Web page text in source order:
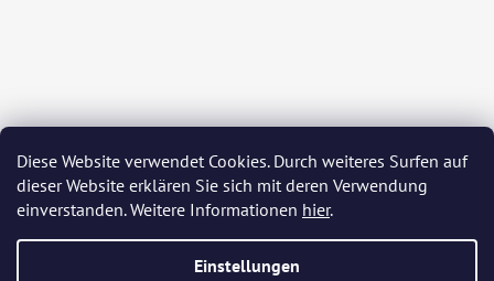
Diese Website verwendet Cookies. Durch weiteres Surfen auf
dieser Website erklären Sie sich mit deren Verwendung
einverstanden. Weitere Informationen hier.
Einstellungen
Čeština Slovenčina English Deutsch Magyar
Język polski Română Italiano Español Français
Português Български Hrvatski Slovenščina
Nederlands Українська Ελληνικά Svenska Dansk